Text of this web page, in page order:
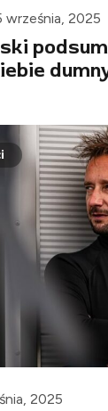
września, 2025
2025